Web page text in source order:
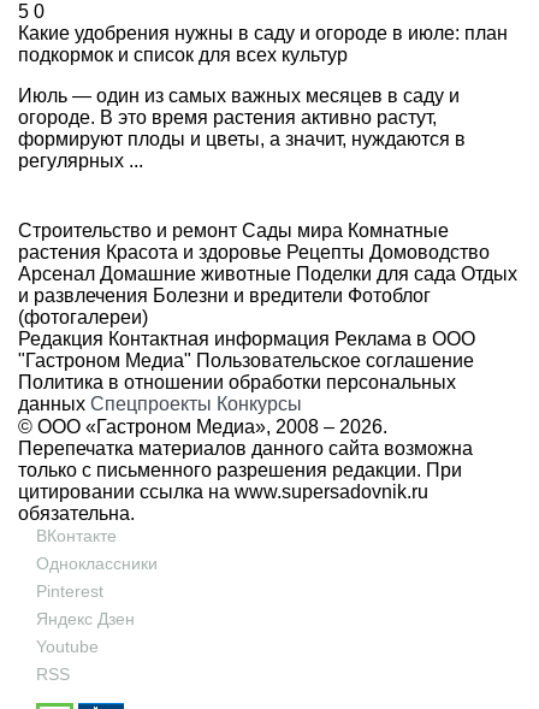
5 0
Какие удобрения нужны в саду и огороде в июле: план
подкормок и список для всех культур
Июль — один из самых важных месяцев в саду и
огороде. В это время растения активно растут,
формируют плоды и цветы, а значит, нуждаются в
регулярных ...
Строительство и ремонт Сады мира Комнатные
растения Красота и здоровье Рецепты Домоводство
Арсенал Домашние животные Поделки для сада Отдых
и развлечения Болезни и вредители Фотоблог
(фотогалереи)
Редакция Контактная информация Реклама в ООО
"Гастроном Медиа" Пользовательское соглашение
Политика в отношении обработки персональных
данных Спецпроекты Конкурсы
© ООО «Гастроном Медиа», 2008 – 2026.
Перепечатка материалов данного сайта возможна
только с письменного разрешения редакции. При
цитировании ссылка на www.supersadovnik.ru
обязательна.
ВКонтакте
Одноклассники
Pinterest
Яндекс Дзен
Youtube
RSS